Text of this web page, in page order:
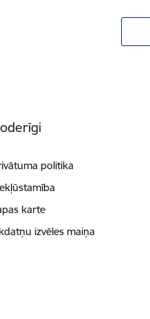
politika
karte
izvēles maiņa